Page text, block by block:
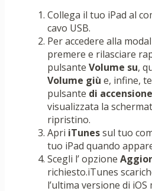
Collega il tuo iPad al
cavo USB.
Per accedere alla
premere e rilasciare
pulsante Volume su,
Volume giù e, infine,
pulsante di accensione
visualizzata la
ripristino.
Apri iTunessul tuo
tuo iPad quando
Scegli l’ opzione
richiesto.iTunes
l’ultima versione di